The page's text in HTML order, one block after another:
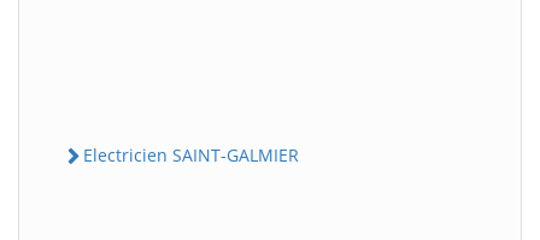
Electricien SAINT-GALMIER